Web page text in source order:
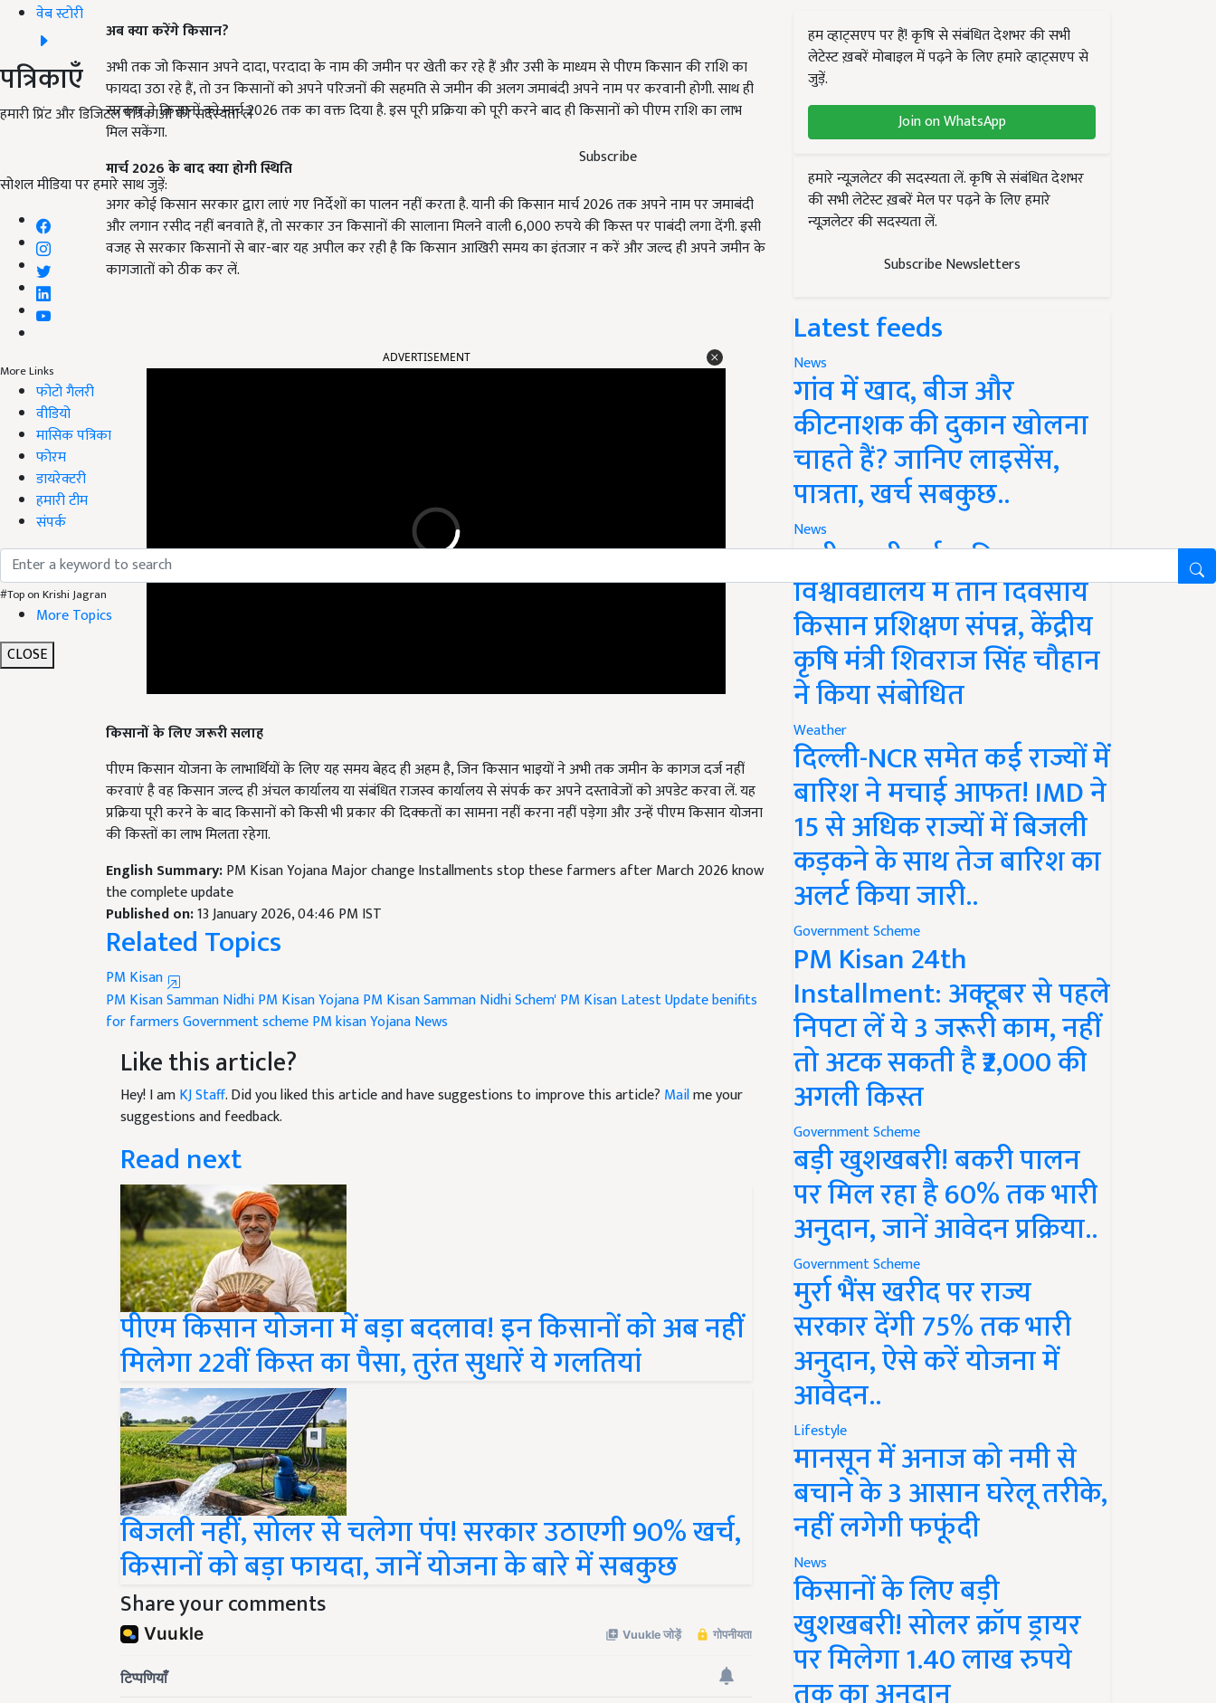
वेब स्टोरी
पत्रिकाएँ
हमारी प्रिंट और डिजिटल पत्रिकाओं की सदस्यता लें
Subscribe
सोशल मीडिया पर हमारे साथ जुड़ें:
More Links
फोटो गैलरी
वीडियो
मासिक पत्रिका
फोरम
डायरेक्टरी
हमारी टीम
संपर्क
#Top on Krishi Jagran
More Topics
CLOSE
अब क्या करेंगे किसान?
अभी तक जो किसान अपने दादा, परदादा के नाम की जमीन पर खेती कर रहे हैं और उसी के माध्यम से पीएम किसान की राशि का
फायदा उठा रहे हैं, तो उन किसानों को अपने परिजनों की सहमति से जमीन की अलग जमाबंदी अपने नाम पर करवानी होगी. साथ ही
सरकार ने किसानों को मार्च 2026 तक का वक्त दिया है. इस पूरी प्रक्रिया को पूरी करने बाद ही किसानों को पीएम राशि का लाभ
मिल सकेंगा.
मार्च 2026 के बाद क्या होगी स्थिति
अगर कोई किसान सरकार द्वारा लाएं गए निर्देशों का पालन नहीं करता है. यानी की किसान मार्च 2026 तक अपने नाम पर जमाबंदी
और लगान रसीद नहीं बनवाते हैं, तो सरकार उन किसानों की सालाना मिलने वाली 6,000 रुपये की किस्त पर पाबंदी लगा देंगी. इसी
वजह से सरकार किसानों से बार-बार यह अपील कर रही है कि किसान आखिरी समय का इंतजार न करें और जल्द ही अपने जमीन के
कागजातों को ठीक कर लें.
करवाएं है वह किसान जल्द ही अंचल कार्यालय या संबंधित राजस्व कार्यालय से संपर्क कर अपने दस्तावेजों को अपडेट करवा लें. यह
प्रक्रिया पूरी करने के बाद किसानों को किसी भी प्रकार की दिक्कतों का सामना नहीं करना नहीं पड़ेगा और उन्हें पीएम किसान योजना
की किस्तों का लाभ मिलता रहेगा.
the complete update
Published on:13 January 2026, 04:46 PM IST
Related Topics
PM Kisan
PM Kisan Samman Nidhi
for farmersGovernment schemePM kisan Yojana News
Like this article?
Hey! I amKJ Staff. Did you liked this article and have suggestions to improve this article?
suggestions and feedback.
Read next
पीएम किसान योजना में बड़ा बदलाव! इन किसानों को अब नहीं
मिलेगा 22वीं किस्त का पैसा, तुरंत सुधारें ये गलतियां
बिजली नहीं, सोलर से चलेगा पंप! सरकार उठाएगी 90% खर्च,
किसानों को बड़ा फायदा, जानें योजना के बारे में सबकुछ
Share your comments
हम व्हाट्सएप पर हैं! कृषि से संबंधित देशभर की सभी
लेटेस्ट ख़बरें मोबाइल में पढ़ने के लिए हमारे व्हाट्सएप से
जुड़ें.
Join on WhatsApp
हमारे न्यूज़लेटर की सदस्यता लें. कृषि से संबंधित देशभर
की सभी लेटेस्ट ख़बरें मेल पर पढ़ने के लिए हमारे
न्यूज़लेटर की सदस्यता लें.
Subscribe Newsletters
Latest feeds
News
गांव में खाद, बीज और
कीटनाशक की दुकान खोलना
चाहते हैं? जानिए लाइसेंस,
पात्रता, खर्च सबकुछ..
News
रानी लक्ष्मीबाई कृषि
विश्वविद्यालय में तीन दिवसीय
किसान प्रशिक्षण संपन्न, केंद्रीय
कृषि मंत्री शिवराज सिंह चौहान
ने किया संबोधित
Weather
दिल्ली-NCR समेत कई राज्यों में
बारिश ने मचाई आफत! IMD ने
15 से अधिक राज्यों में बिजली
कड़कने के साथ तेज बारिश का
अलर्ट किया जारी..
Government Scheme
PM Kisan 24th
Installment: अक्टूबर से पहले
निपटा लें ये 3 जरूरी काम, नहीं
तो अटक सकती है ₹2,000 की
अगली किस्त
Government Scheme
बड़ी खुशखबरी! बकरी पालन
पर मिल रहा है 60% तक भारी
अनुदान, जानें आवेदन प्रक्रिया..
Government Scheme
मुर्रा भैंस खरीद पर राज्य
सरकार देंगी 75% तक भारी
अनुदान, ऐसे करें योजना में
आवेदन..
Lifestyle
मानसून में अनाज को नमी से
बचाने के 3 आसान घरेलू तरीके,
नहीं लगेगी फफूंदी
News
किसानों के लिए बड़ी
खुशखबरी! सोलर क्रॉप ड्रायर
पर मिलेगा 1.40 लाख रुपये